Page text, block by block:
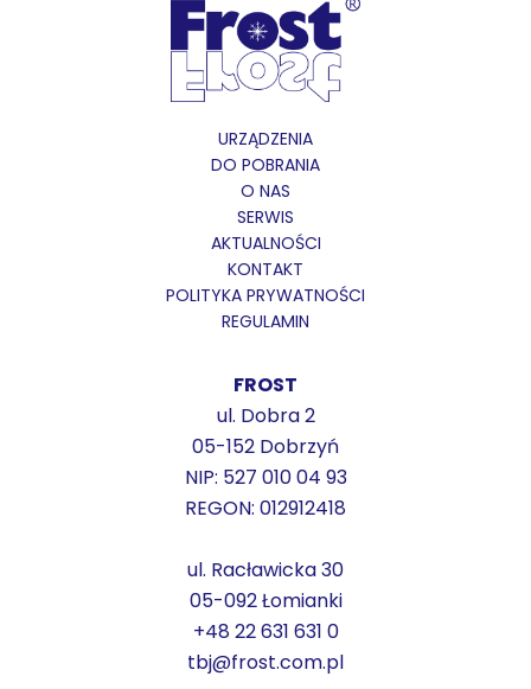
URZĄDZENIA
DO POBRANIA
O NAS
SERWIS
AKTUALNOŚCI
KONTAKT
POLITYKA PRYWATNOŚCI
REGULAMIN
FROST
ul. Dobra 2
05-152 Dobrzyń
NIP: 527 010 04 93
REGON: 012912418
ul. Racławicka 30
05-092 Łomianki
+48 22 631 631 0
tbj@frost.com.pl